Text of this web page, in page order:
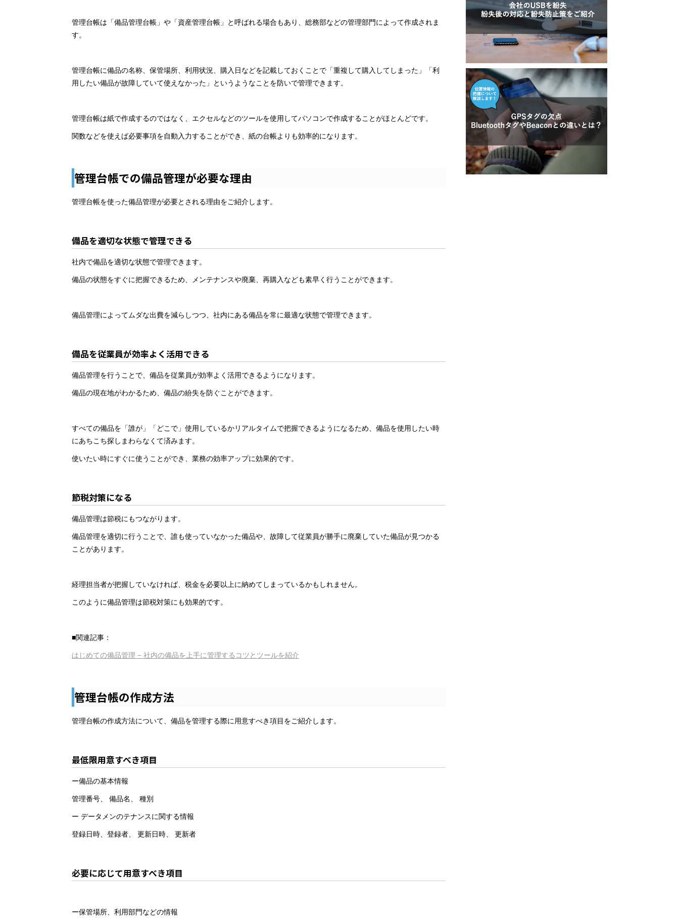
管理台帳は「備品管理台帳」や「資産管理台帳」と呼ばれる場合もあり、総務部などの管理部門によって作成されま
す。
管理台帳に備品の名称、保管場所、利用状況、購入日などを記載しておくことで「重複して購入してしまった」「利
用したい備品が故障していて使えなかった」というようなことを防いで管理できます。
管理台帳は紙で作成するのではなく、エクセルなどのツールを使用してパソコンで作成することがほとんどです。
関数などを使えば必要事項を自動入力することができ、紙の台帳よりも効率的になります。
管理台帳での備品管理が必要な理由
管理台帳を使った備品管理が必要とされる理由をご紹介します。
備品を適切な状態で管理できる
社内で備品を適切な状態で管理できます。
備品の状態をすぐに把握できるため、メンテナンスや廃棄、再購入なども素早く行うことができます。
備品管理によってムダな出費を減らしつつ、社内にある備品を常に最適な状態で管理できます。
備品を従業員が効率よく活用できる
備品管理を行うことで、備品を従業員が効率よく活用できるようになります。
備品の現在地がわかるため、備品の紛失を防ぐことができます。
すべての備品を「誰が」「どこで」使用しているかリアルタイムで把握できるようになるため、備品を使用したい時
にあちこち探しまわらなくて済みます。
使いたい時にすぐに使うことができ、業務の効率アップに効果的です。
節税対策になる
備品管理は節税にもつながります。
備品管理を適切に行うことで、誰も使っていなかった備品や、故障して従業員が勝手に廃棄していた備品が見つかる
ことがあります。
経理担当者が把握していなければ、税金を必要以上に納めてしまっているかもしれません。
このように備品管理は節税対策にも効果的です。
■関連記事：
はじめての備品管理 − 社内の備品を上手に管理するコツとツールを紹介
管理台帳の作成方法
管理台帳の作成方法について、備品を管理する際に用意すべき項目をご紹介します。
最低限用意すべき項目
ー備品の基本情報
管理番号、 備品名、 種別
ー データメンのテナンスに関する情報
登録日時、登録者、 更新日時、 更新者
必要に応じて用意すべき項目
ー保管場所、利用部門などの情報